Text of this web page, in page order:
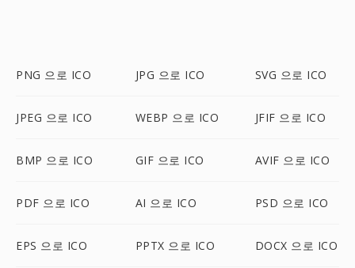
PNG 으로 ICO JPG 으로 ICO SVG 으로 ICO
JPEG 으로 ICO WEBP 으로 ICO JFIF 으로 ICO
BMP 으로 ICO GIF 으로 ICO AVIF 으로 ICO
PDF 으로 ICO AI 으로 ICO PSD 으로 ICO
EPS 으로 ICO PPTX 으로 ICO DOCX 으로 ICO